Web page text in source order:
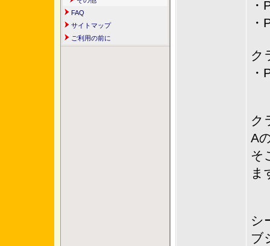
FAQ
サイトマップ
ご利用の前に
ク
ク
A
そ
ま
シ
ブ